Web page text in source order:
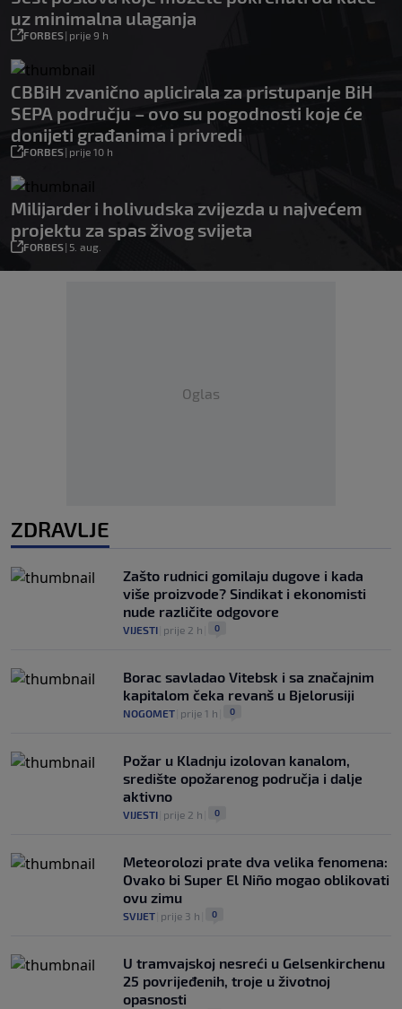
uz minimalna ulaganja
FORBES| prije 9 h
CBBiH zvanično aplicirala za pristupanje BiH
SEPA području – ovo su pogodnosti koje će
donijeti građanima i privredi
FORBES| prije 10 h
Milijarder i holivudska zvijezda u najvećem
projektu za spas živog svijeta
FORBES| 5. aug.
Oglas
ZDRAVLJE
Zašto rudnici gomilaju dugove i kada
više proizvode? Sindikat i ekonomisti
nude različite odgovore
VIJESTI prije 2 h 0
Borac savladao Vitebsk i sa značajnim
kapitalom čeka revanš u Bjelorusiji
NOGOMET prije 1 h 0
Požar u Kladnju izolovan kanalom,
središte opožarenog područja i dalje
aktivno
VIJESTI prije 2 h 0
Meteorolozi prate dva velika fenomena:
Ovako bi Super El Niño mogao oblikovati
ovu zimu
SVIJET prije 3 h 0
U tramvajskoj nesreći u Gelsenkirchenu
25 povrijeđenih, troje u životnoj
opasnosti